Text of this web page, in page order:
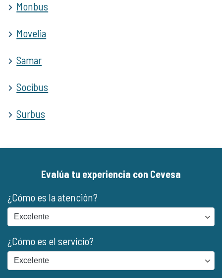
Monbus
Movelia
Samar
Socibus
Surbus
Evalúa tu experiencia con Cevesa
¿Cómo es la atención?
¿Cómo es el servicio?